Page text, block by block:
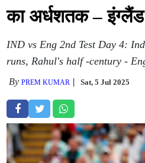
का अर्धशतक – इंग्लैंड
IND vs Eng 2nd Test Day 4:
runs, Rahul's half -century -
ByPREM KUMAR Sat, 5 Jul 2025